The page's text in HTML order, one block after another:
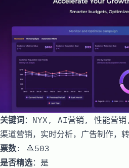
关键词：NYX, AI营销, 性能营销
渠道营销，实时分析，广告制作，
票数: 🔺503
是否精选：是